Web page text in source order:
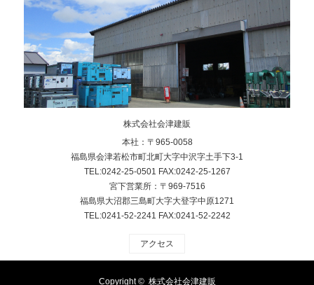
株式会社会津建販
本社：〒965-0058
福島県会津若松市町北町大字中沢字土手下3-1
TEL:0242-25-0501 FAX:0242-25-1267
宮下営業所：〒969-7516
福島県大沼郡三島町大字大登字中原1271
TEL:0241-52-2241 FAX:0241-52-2242
アクセス
Copyright © 株式会社会津建販